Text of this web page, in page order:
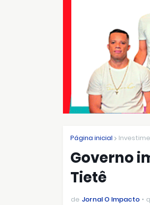
Página inicial
Governo
Tietê
de Jornal O Impacto